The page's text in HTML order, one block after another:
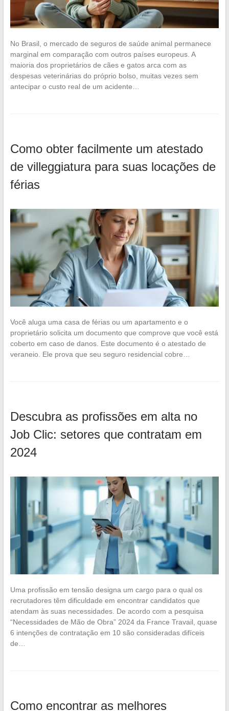
No Brasil, o mercado de seguros de saúde animal permanece
marginal em comparação com outros países europeus. A
maioria dos proprietários de cães e gatos arca com as
despesas veterinárias do próprio bolso, muitas vezes sem
antecipar o custo real de um acidente…
Como obter facilmente um atestado
de villeggiatura para suas locações de
férias
Você aluga uma casa de férias ou um apartamento e o
proprietário solicita um documento que comprove que você está
coberto em caso de danos. Este documento é o atestado de
veraneio. Ele prova que seu seguro residencial cobre…
Descubra as profissões em alta no
Job Clic: setores que contratam em
2024
Uma profissão em tensão designa um cargo para o qual os
recrutadores têm dificuldade em encontrar candidatos que
atendam às suas necessidades. De acordo com a pesquisa
“Necessidades de Mão de Obra” 2024 da France Travail, quase
6 intenções de contratação em 10 são consideradas difíceis
de…
Como encontrar as melhores